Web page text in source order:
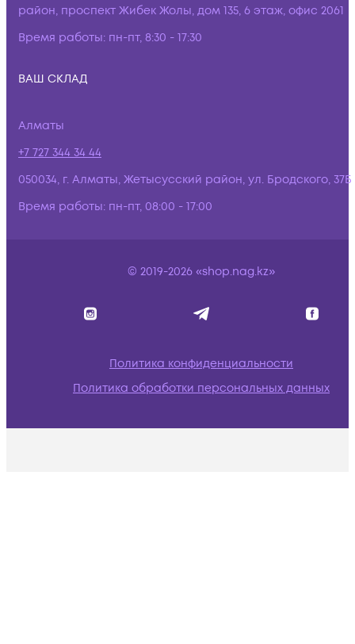
район, проспект Жибек Жолы, дом 135, 6 этаж, офис 2061
Время работы: пн-пт, 8:30 - 17:30
ВАШ СКЛАД
Алматы
+7 727 344 34 44
050034, г. Алматы, Жетысусский район, ул. Бродского, 37Б
Время работы: пн-пт, 08:00 - 17:00
© 2019-2026 «shop.nag.kz»
Политика конфиденциальности
Политика обработки персональных данных